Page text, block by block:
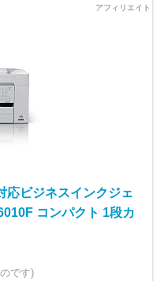
応ビジネスインクジェ
コンパクト 1段カ
です)